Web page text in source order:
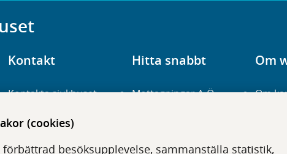
(cookies)
besöksupplevelse, sammanställa statistik,
Kontakt
Kontakta sjukhuset
Hitta hit
Hitta snabbt
Mottagningar A-Ö
Om
Om